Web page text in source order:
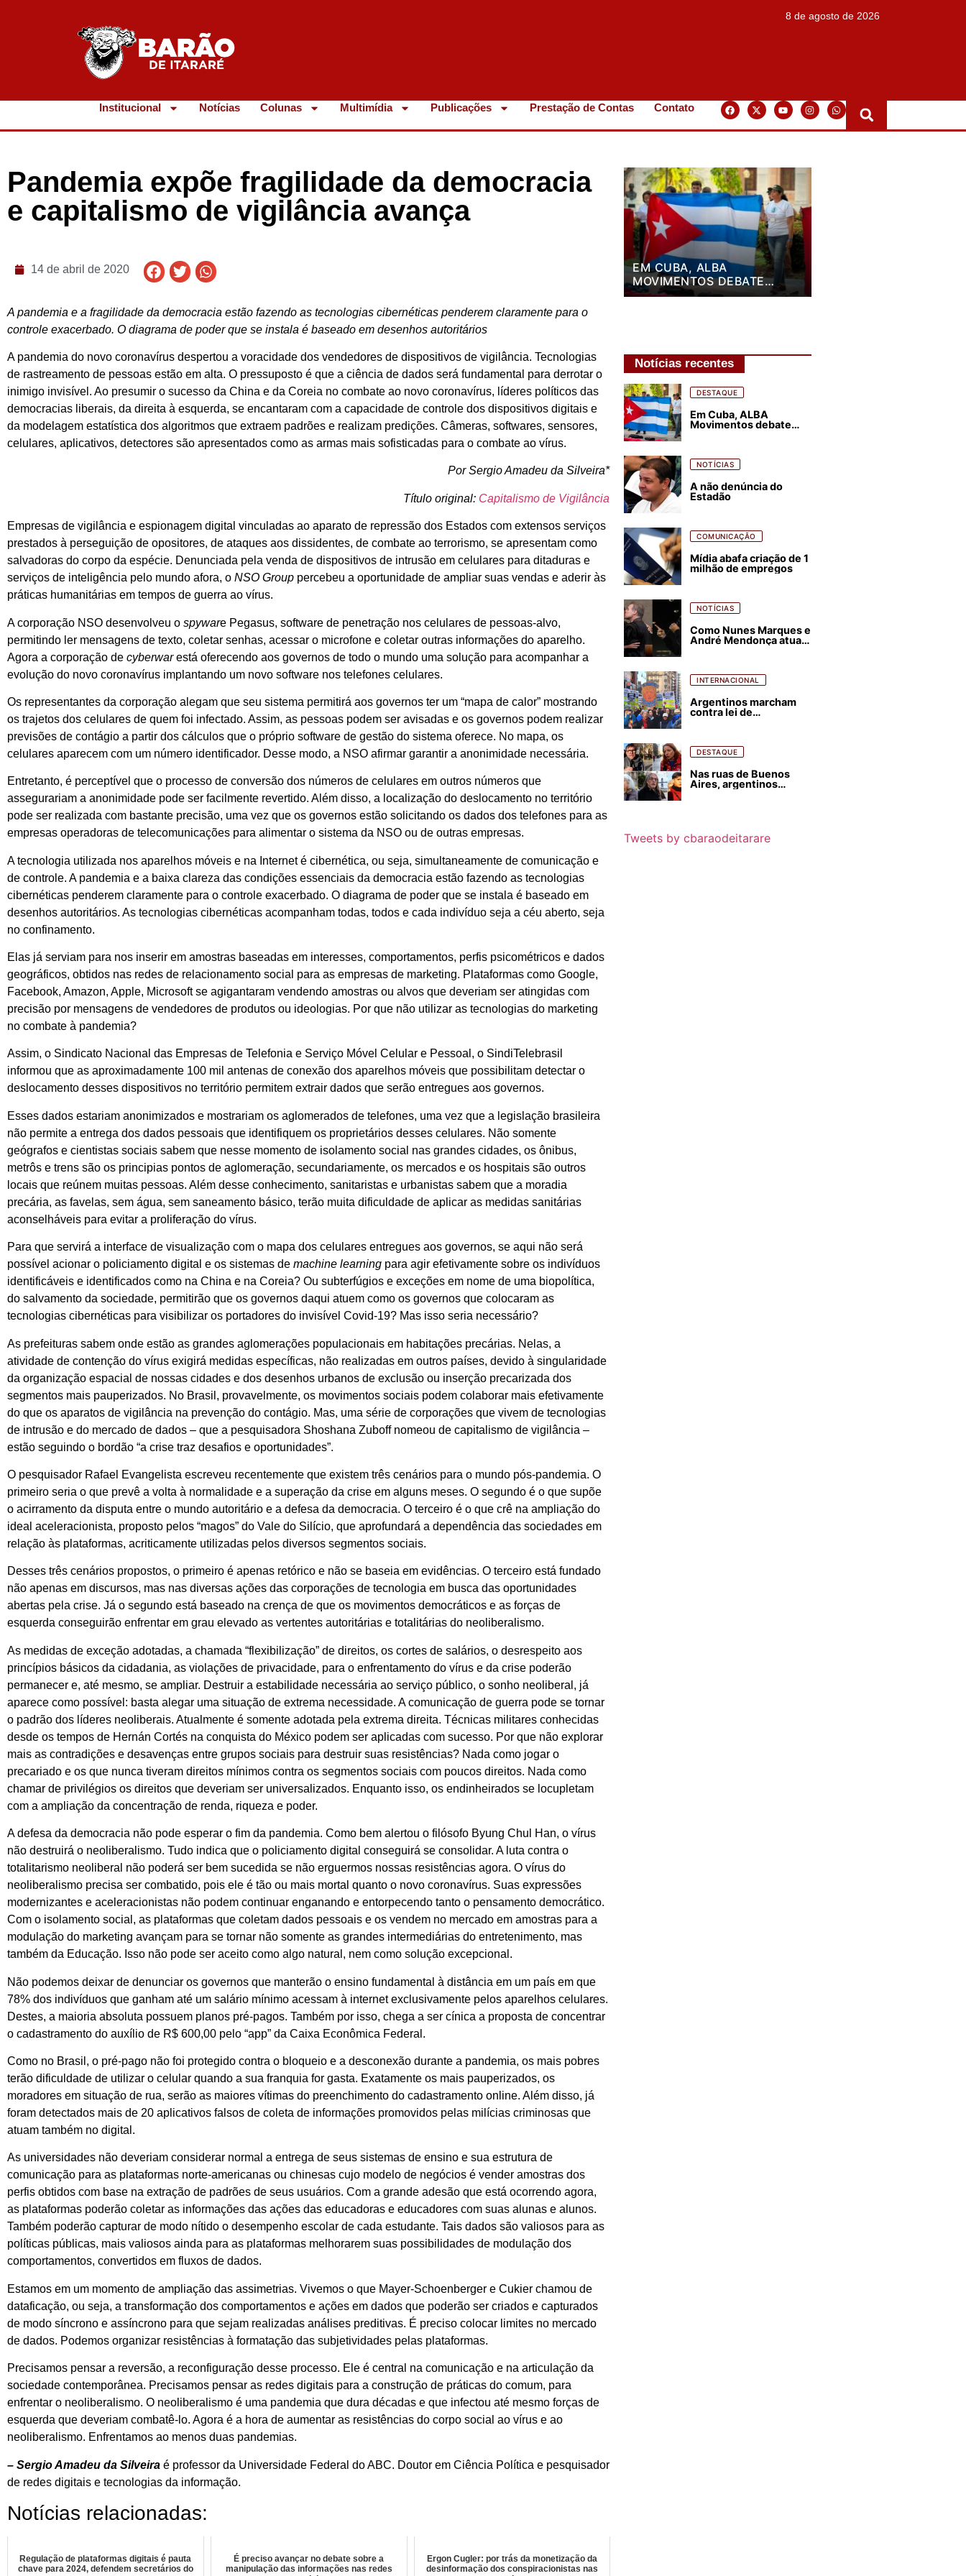
8 de agosto de 2026
Institucional Notícias Colunas Multimídia Publicações Prestação de Contas Contato
Pandemia expõe fragilidade da democracia
e capitalismo de vigilância avança
14 de abril de 2020
A pandemia e a fragilidade da democracia estão fazendo as tecnologias cibernéticas penderem claramente para o
controle exacerbado. O diagrama de poder que se instala é baseado em desenhos autoritários
A pandemia do novo coronavírus despertou a voracidade dos vendedores de dispositivos de vigilância. Tecnologias
de rastreamento de pessoas estão em alta. O pressuposto é que a ciência de dados será fundamental para derrotar o
inimigo invisível. Ao presumir o sucesso da China e da Coreia no combate ao novo coronavírus, líderes políticos das
democracias liberais, da direita à esquerda, se encantaram com a capacidade de controle dos dispositivos digitais e
da modelagem estatística dos algoritmos que extraem padrões e realizam predições. Câmeras, softwares, sensores,
celulares, aplicativos, detectores são apresentados como as armas mais sofisticadas para o combate ao vírus.
Por Sergio Amadeu da Silveira*
Título original: Capitalismo de Vigilância
Empresas de vigilância e espionagem digital vinculadas ao aparato de repressão dos Estados com extensos serviços
prestados à perseguição de opositores, de ataques aos dissidentes, de combate ao terrorismo, se apresentam como
salvadoras do corpo da espécie. Denunciada pela venda de dispositivos de intrusão em celulares para ditaduras e
serviços de inteligência pelo mundo afora, o NSO Group percebeu a oportunidade de ampliar suas vendas e aderir às
práticas humanitárias em tempos de guerra ao vírus.
A corporação NSO desenvolveu o spyware Pegasus, software de penetração nos celulares de pessoas-alvo,
permitindo ler mensagens de texto, coletar senhas, acessar o microfone e coletar outras informações do aparelho.
Agora a corporação de cyberwarestá oferecendo aos governos de todo o mundo uma solução para acompanhar a
evolução do novo coronavírus implantando um novo software nos telefones celulares.
Os representantes da corporação alegam que seu sistema permitirá aos governos ter um “mapa de calor” mostrando
os trajetos dos celulares de quem foi infectado. Assim, as pessoas podem ser avisadas e os governos podem realizar
previsões de contágio a partir dos cálculos que o próprio software de gestão do sistema oferece. No mapa, os
celulares aparecem com um número identificador. Desse modo, a NSO afirmar garantir a anonimidade necessária.
Entretanto, é perceptível que o processo de conversão dos números de celulares em outros números que
assegurariam a anonimidade pode ser facilmente revertido. Além disso, a localização do deslocamento no território
pode ser realizada com bastante precisão, uma vez que os governos estão solicitando os dados dos telefones para as
empresas operadoras de telecomunicações para alimentar o sistema da NSO ou de outras empresas.
A tecnologia utilizada nos aparelhos móveis e na Internet é cibernética, ou seja, simultaneamente de comunicação e
de controle. A pandemia e a baixa clareza das condições essenciais da democracia estão fazendo as tecnologias
cibernéticas penderem claramente para o controle exacerbado. O diagrama de poder que se instala é baseado em
desenhos autoritários. As tecnologias cibernéticas acompanham todas, todos e cada indivíduo seja a céu aberto, seja
no confinamento.
Elas já serviam para nos inserir em amostras baseadas em interesses, comportamentos, perfis psicométricos e dados
geográficos, obtidos nas redes de relacionamento social para as empresas de marketing. Plataformas como Google,
Facebook, Amazon, Apple, Microsoft se agigantaram vendendo amostras ou alvos que deveriam ser atingidas com
precisão por mensagens de vendedores de produtos ou ideologias. Por que não utilizar as tecnologias do marketing
no combate à pandemia?
Assim, o Sindicato Nacional das Empresas de Telefonia e Serviço Móvel Celular e Pessoal, o SindiTelebrasil
informou que as aproximadamente 100 mil antenas de conexão dos aparelhos móveis que possibilitam detectar o
deslocamento desses dispositivos no território permitem extrair dados que serão entregues aos governos.
Esses dados estariam anonimizados e mostrariam os aglomerados de telefones, uma vez que a legislação brasileira
não permite a entrega dos dados pessoais que identifiquem os proprietários desses celulares. Não somente
geógrafos e cientistas sociais sabem que nesse momento de isolamento social nas grandes cidades, os ônibus,
metrôs e trens são os principias pontos de aglomeração, secundariamente, os mercados e os hospitais são outros
locais que reúnem muitas pessoas. Além desse conhecimento, sanitaristas e urbanistas sabem que a moradia
precária, as favelas, sem água, sem saneamento básico, terão muita dificuldade de aplicar as medidas sanitárias
aconselháveis para evitar a proliferação do vírus.
Para que servirá a interface de visualização com o mapa dos celulares entregues aos governos, se aqui não será
possível acionar o policiamento digital e os sistemas de machine learning para agir efetivamente sobre os indivíduos
identificáveis e identificados como na China e na Coreia? Ou subterfúgios e exceções em nome de uma biopolítica,
do salvamento da sociedade, permitirão que os governos daqui atuem como os governos que colocaram as
tecnologias cibernéticas para visibilizar os portadores do invisível Covid-19? Mas isso seria necessário?
As prefeituras sabem onde estão as grandes aglomerações populacionais em habitações precárias. Nelas, a
atividade de contenção do vírus exigirá medidas específicas, não realizadas em outros países, devido à singularidade
da organização espacial de nossas cidades e dos desenhos urbanos de exclusão ou inserção precarizada dos
segmentos mais pauperizados. No Brasil, provavelmente, os movimentos sociais podem colaborar mais efetivamente
do que os aparatos de vigilância na prevenção do contágio. Mas, uma série de corporações que vivem de tecnologias
de intrusão e do mercado de dados – que a pesquisadora Shoshana Zuboff nomeou de capitalismo de vigilância –
estão seguindo o bordão “a crise traz desafios e oportunidades”.
O pesquisador Rafael Evangelista escreveu recentemente que existem três cenários para o mundo pós-pandemia. O
primeiro seria o que prevê a volta à normalidade e a superação da crise em alguns meses. O segundo é o que supõe
o acirramento da disputa entre o mundo autoritário e a defesa da democracia. O terceiro é o que crê na ampliação do
ideal aceleracionista, proposto pelos “magos” do Vale do Silício, que aprofundará a dependência das sociedades em
relação às plataformas, acriticamente utilizadas pelos diversos segmentos sociais.
Desses três cenários propostos, o primeiro é apenas retórico e não se baseia em evidências. O terceiro está fundado
não apenas em discursos, mas nas diversas ações das corporações de tecnologia em busca das oportunidades
abertas pela crise. Já o segundo está baseado na crença de que os movimentos democráticos e as forças de
esquerda conseguirão enfrentar em grau elevado as vertentes autoritárias e totalitárias do neoliberalismo.
As medidas de exceção adotadas, a chamada “flexibilização” de direitos, os cortes de salários, o desrespeito aos
princípios básicos da cidadania, as violações de privacidade, para o enfrentamento do vírus e da crise poderão
permanecer e, até mesmo, se ampliar. Destruir a estabilidade necessária ao serviço público, o sonho neoliberal, já
aparece como possível: basta alegar uma situação de extrema necessidade. A comunicação de guerra pode se tornar
o padrão dos líderes neoliberais. Atualmente é somente adotada pela extrema direita. Técnicas militares conhecidas
desde os tempos de Hernán Cortés na conquista do México podem ser aplicadas com sucesso. Por que não explorar
mais as contradições e desavenças entre grupos sociais para destruir suas resistências? Nada como jogar o
precariado e os que nunca tiveram direitos mínimos contra os segmentos sociais com poucos direitos. Nada como
chamar de privilégios os direitos que deveriam ser universalizados. Enquanto isso, os endinheirados se locupletam
com a ampliação da concentração de renda, riqueza e poder.
A defesa da democracia não pode esperar o fim da pandemia. Como bem alertou o filósofo Byung Chul Han, o vírus
não destruirá o neoliberalismo. Tudo indica que o policiamento digital conseguirá se consolidar. A luta contra o
totalitarismo neoliberal não poderá ser bem sucedida se não erguermos nossas resistências agora. O vírus do
neoliberalismo precisa ser combatido, pois ele é tão ou mais mortal quanto o novo coronavírus. Suas expressões
modernizantes e aceleracionistas não podem continuar enganando e entorpecendo tanto o pensamento democrático.
Com o isolamento social, as plataformas que coletam dados pessoais e os vendem no mercado em amostras para a
modulação do marketing avançam para se tornar não somente as grandes intermediárias do entretenimento, mas
também da Educação. Isso não pode ser aceito como algo natural, nem como solução excepcional.
Não podemos deixar de denunciar os governos que manterão o ensino fundamental à distância em um país em que
78% dos indivíduos que ganham até um salário mínimo acessam à internet exclusivamente pelos aparelhos celulares.
Destes, a maioria absoluta possuem planos pré-pagos. Também por isso, chega a ser cínica a proposta de concentrar
o cadastramento do auxílio de R$ 600,00 pelo “app” da Caixa Econômica Federal.
Como no Brasil, o pré-pago não foi protegido contra o bloqueio e a desconexão durante a pandemia, os mais pobres
terão dificuldade de utilizar o celular quando a sua franquia for gasta. Exatamente os mais pauperizados, os
moradores em situação de rua, serão as maiores vítimas do preenchimento do cadastramento online. Além disso, já
foram detectados mais de 20 aplicativos falsos de coleta de informações promovidos pelas milícias criminosas que
atuam também no digital.
As universidades não deveriam considerar normal a entrega de seus sistemas de ensino e sua estrutura de
comunicação para as plataformas norte-americanas ou chinesas cujo modelo de negócios é vender amostras dos
perfis obtidos com base na extração de padrões de seus usuários. Com a grande adesão que está ocorrendo agora,
as plataformas poderão coletar as informações das ações das educadoras e educadores com suas alunas e alunos.
Também poderão capturar de modo nítido o desempenho escolar de cada estudante. Tais dados são valiosos para as
políticas públicas, mais valiosos ainda para as plataformas melhorarem suas possibilidades de modulação dos
comportamentos, convertidos em fluxos de dados.
Estamos em um momento de ampliação das assimetrias. Vivemos o que Mayer-Schoenberger e Cukier chamou de
dataficação, ou seja, a transformação dos comportamentos e ações em dados que poderão ser criados e capturados
de modo síncrono e assíncrono para que sejam realizadas análises preditivas. É preciso colocar limites no mercado
de dados. Podemos organizar resistências à formatação das subjetividades pelas plataformas.
Precisamos pensar a reversão, a reconfiguração desse processo. Ele é central na comunicação e na articulação da
sociedade contemporânea. Precisamos pensar as redes digitais para a construção de práticas do comum, para
enfrentar o neoliberalismo. O neoliberalismo é uma pandemia que dura décadas e que infectou até mesmo forças de
esquerda que deveriam combatê-lo. Agora é a hora de aumentar as resistências do corpo social ao vírus e ao
neoliberalismo. Enfrentamos ao menos duas pandemias.
– Sergio Amadeu da Silveira é professor da Universidade Federal do ABC. Doutor em Ciência Política e pesquisador
de redes digitais e tecnologias da informação.
Notícias relacionadas:
Regulação de plataformas digitais é pauta
chave para 2024, defendem secretários do
É preciso avançar no debate sobre a
manipulação das informações nas redes
Ergon Cugler: por trás da monetização da
desinformação dos conspiracionistas nas
EM CUBA, ALBA
MOVIMENTOS DEBATE
PLANO DE LUTA PARA OS
Notícias recentes
DESTAQUE
Em Cuba, ALBA
Movimentos debate
NOTÍCIAS
A não denúncia do
Estadão
COMUNICAÇÃO
Mídia abafa criação de 1
milhão de empregos
NOTÍCIAS
Como Nunes Marques e
André Mendonça atuam
INTERNACIONAL
Argentinos marcham
contra lei de
florestais
DESTAQUE
Nas ruas de Buenos
Aires, argentinos
Tweets by cbaraodeitarare